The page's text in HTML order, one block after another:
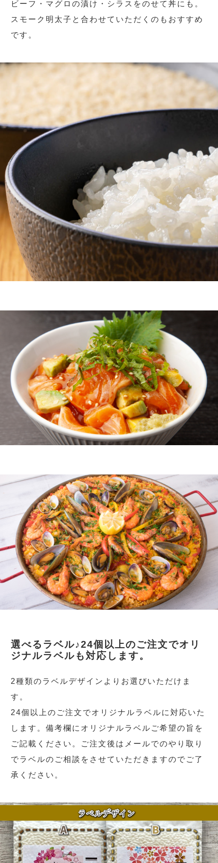
ビーフ・マグロの漬け・シラスをのせて丼にも。
スモーク明太子と合わせていただくのもおすすめ
です。
選べるラベル♪24個以上のご注文でオリ
ジナルラベルも対応します。
2種類のラベルデザインよりお選びいただけま
す。
24個以上のご注文でオリジナルラベルに対応いた
します。備考欄にオリジナルラベルご希望の旨を
ご記載ください。ご注文後はメールでのやり取り
でラベルのご相談をさせていただきますのでご了
承ください。